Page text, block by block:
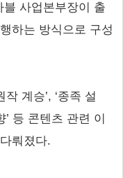
사업본부장이 출
하는 방식으로 구성
계승’, ‘종족 설
’ 등 콘텐츠 관련 이
뤄졌다.